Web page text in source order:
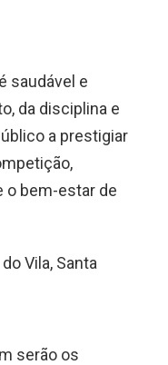
saudável e
da disciplina e
a prestigiar
o bem-estar de
Vila, Santa
serão os